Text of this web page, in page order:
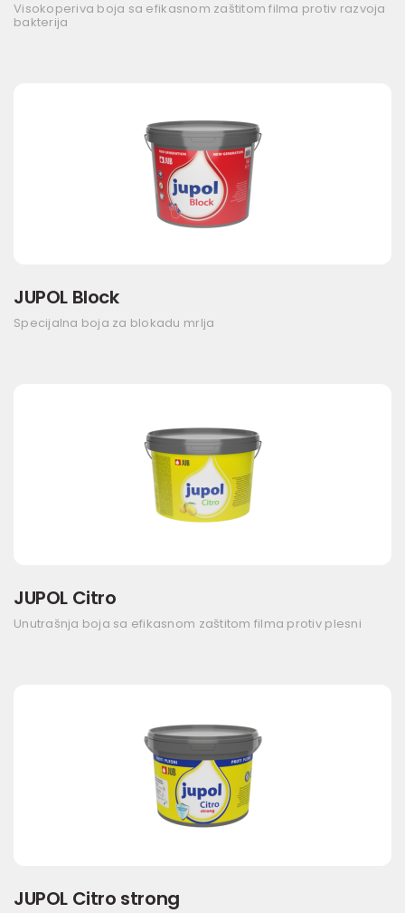
Visokoperiva boja sa efikasnom zaštitom filma protiv razvoja
bakterija
JUPOL Block
Specijalna boja za blokadu mrlja
JUPOL Citro
Unutrašnja boja sa efikasnom zaštitom filma protiv plesni
JUPOL Citro strong